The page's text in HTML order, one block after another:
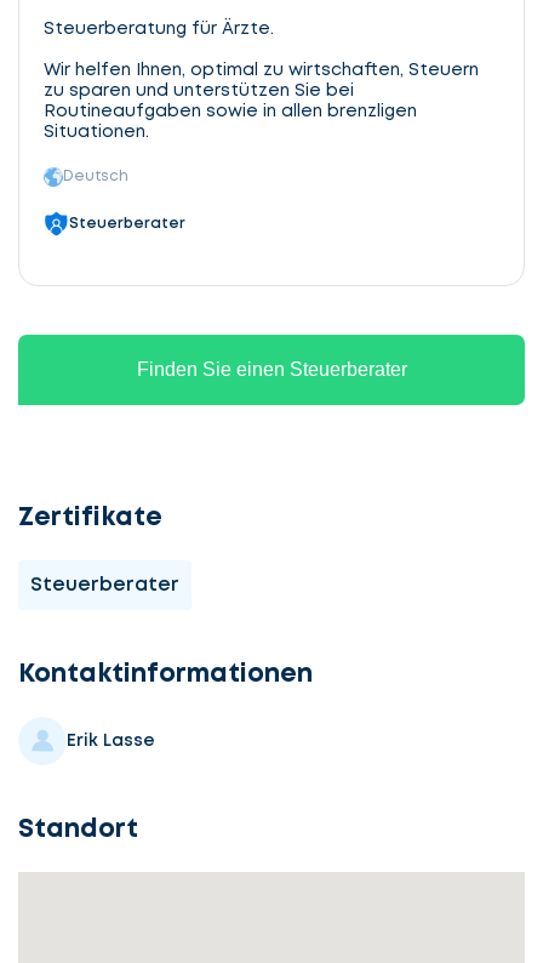
Steuerberatung für Ärzte.
Wir helfen Ihnen, optimal zu wirtschaften, Steuern
zu sparen und unterstützen Sie bei
Routineaufgaben sowie in allen brenzligen
Situationen.
Deutsch
Steuerberater
Finden Sie einen Steuerberater
Zertifikate
Steuerberater
Kontaktinformationen
Erik Lasse
Standort